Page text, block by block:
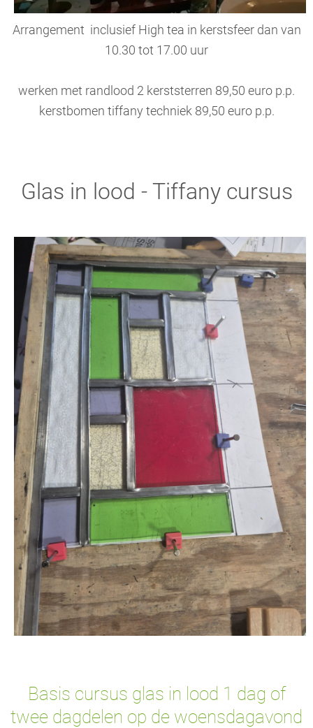
Arrangement inclusief High tea in kerstsfeer dan van
10.30 tot 17.00 uur
werken met randlood 2 kerststerren 89,50 euro p.p.
kerstbomen tiffany techniek 89,50 euro p.p.
Glas in lood - Tiffany cursus
Basis cursus glas in lood 1 dag of
twee dagdelen op de woensdagavond